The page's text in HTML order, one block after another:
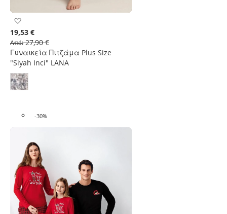
στη
Λίστα
Επιθυμιών
Γυναικεία Πιτζάμα Plus Size
"Siyah Inci" LANA
19,53 €
Από 27,90 €
-30%